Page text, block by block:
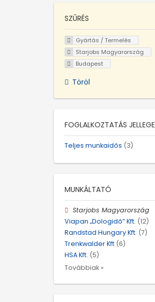
SZŰRÉS
Gyártás / Termelés
Starjobs Magyarország
Budapest
Töröl
FOGLALKOZTATÁS JELLEGE
Teljes munkaidős (3)
MUNKÁLTATÓ
Starjobs Magyarország
Viapan „Dologidő” Kft. (12)
Randstad Hungary Kft. (7)
Trenkwalder Kft (6)
HSA Kft. (5)
Továbbiak »